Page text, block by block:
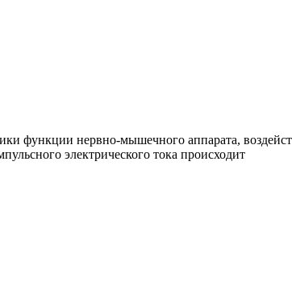
функции нервно-мышечного аппарата,
электрического тока происходит